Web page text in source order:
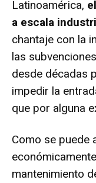
Latinoamérica,
a escala
chantaje con la
las
desde décadas
impedir la
que por alguna
Como se puede
mantenimiento